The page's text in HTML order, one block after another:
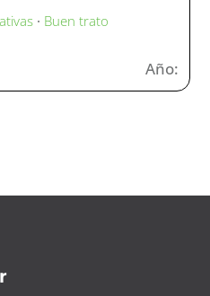
· Buen trato
Año: